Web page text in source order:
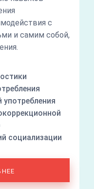
с
и самим собой,
социализации